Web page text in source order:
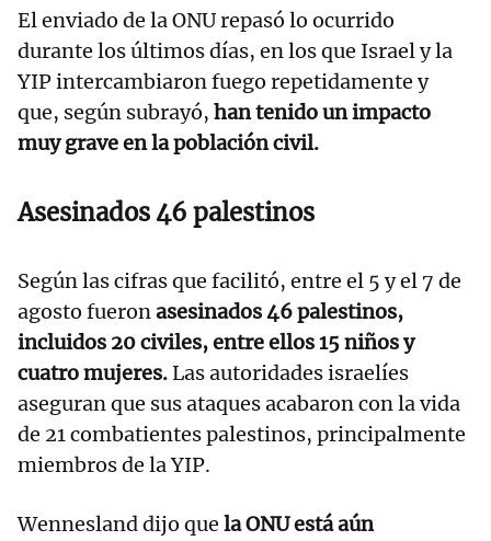
El enviado de la ONU repasó lo ocurrido
durante los últimos días, en los que Israel y la
YIP intercambiaron fuego repetidamente y
que, según subrayó, han tenido un impacto
muy grave en la población civil.
Asesinados 46 palestinos
Según las cifras que facilitó, entre el 5 y el 7 de
agosto fueronasesinados 46 palestinos,
incluidos 20 civiles, entre ellos 15 niños y
cuatro mujeres.Las autoridades israelíes
aseguran que sus ataques acabaron con la vida
de 21 combatientes palestinos, principalmente
miembros de la YIP.
Wennesland dijo que la ONU está aún